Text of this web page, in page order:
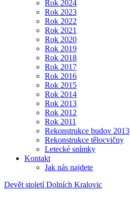
Rok 2024
Rok 2023
Rok 2022
Rok 2021
Rok 2020
Rok 2019
Rok 2018
Rok 2017
Rok 2016
Rok 2015
Rok 2014
Rok 2013
Rok 2012
Rok 2011
Rekonstrukce budov 2013
Rekonstrukce tělocvičny
Letecké snímky
Kontakt
Jak nás najdete
Devět století Dolních Kralovic